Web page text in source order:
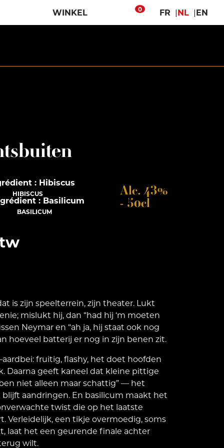
WINKEL 0 FR NL EN
HIBISCUS
BASILICUM
Alc. 43%
- 50cl
is zijn speelterrein, zijn theater. Lukt
mislukt hij, dan “had hij ‘m moeten
Neymar en “ah ja, hij staat ook nog
hoeveel batterij er nog in zijn benen zit.
fruitig, flashy, het doet hoofden
Daarna geeft kaneel dat kleine pittige
niet alleen maar schattig” — het
aandringen. En basilicum maakt het
twist die op het laatste
Verleidelijk, een tikje overmoedig, soms
laat het een geurende finale achter
wilt.